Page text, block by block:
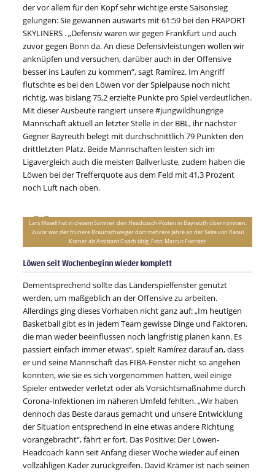
der vor allem für den Kopf sehr wichtige erste Saisonsieg
gelungen: Sie gewannen auswärts mit 61:59 bei den FRAPORT
SKYLINERS . „Defensiv waren wir gegen Frankfurt und auch
zuvor gegen Bonn da. An diese Defensivleistungen wollen wir
anknüpfen und versuchen, darüber auch in der Offensive
besser ins Laufen zu kommen“, sagt Ramírez. Im Angriff
flutschte es bei den Löwen vor der Spielpause noch nicht
richtig, was bislang 75,2 erzielte Punkte pro Spiel verdeutlichen.
Mit dieser Ausbeute rangiert unsere #jungwildhungrige
Mannschaft aktuell an letzter Stelle in der BBL, ihr nächster
Gegner Bayreuth belegt mit durchschnittlich 79 Punkten den
drittletzten Platz. Beide Mannschaften leisten sich im
Ligavergleich auch die meisten Ballverluste, zudem haben die
Löwen bei der Trefferquote aus dem Feld mit 41,3 Prozent
noch Luft nach oben.
Lars Masell hat in diesem Sommer den Headcoach-Posten in Bayreuth übernommen.
Zuvor war der frühere Braunschweiger dort mehrere Jahre an der Seite von Raoul
Korner als Assistant Coach tätig. Foto: Marcus Foerster
Löwen seit Wochenbeginn wieder komplett
Dementsprechend sollte das Länderspielfenster genutzt
werden, um maßgeblich an der Offensive zu arbeiten.
Allerdings ging dieses Vorhaben nicht ganz auf: „Im heutigen
Basketball gibt es in jedem Team gewisse Dinge und Faktoren,
die man weder beeinflussen noch langfristig planen kann. Es
passiert einfach immer etwas“, spielt Ramírez darauf an, dass
er und seine Mannschaft das FIBA-Fenster nicht so angehen
konnten, wie sie es sich vorgenommen hatten, weil einige
Spieler entweder verletzt oder als Vorsichtsmaßnahme durch
Corona-Infektionen im näheren Umfeld fehlten. „Wir haben
dennoch das Beste daraus gemacht und unsere Entwicklung
der Situation entsprechend in eine etwas andere Richtung
vorangebracht“, fährt er fort. Das Positive: Der Löwen-
Headcoach kann seit Anfang dieser Woche wieder auf einen
vollzähligen Kader zurückgreifen. David Krämer ist nach seinen